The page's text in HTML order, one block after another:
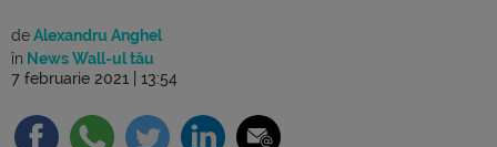
deAlexandru Anghel
în News Wall-ul tău
7 februarie 2021 | 13:54